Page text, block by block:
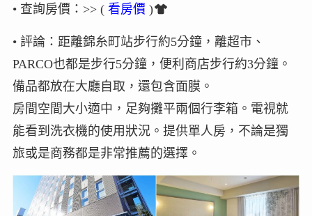
• 查詢房價：>> ( 看房價 )
• 評論：距離錦糸町站步行約5分鐘，離超市、
PARCO也都是步行5分鐘，便利商店步行約3分鐘。
備品都放在大廳自取，還包含面膜。
房間空間大小適中，足夠攤平兩個行李箱。電視就
能看到洗衣機的使用狀況。提供單人房，不論是獨
旅或是商務都是非常推薦的選擇。